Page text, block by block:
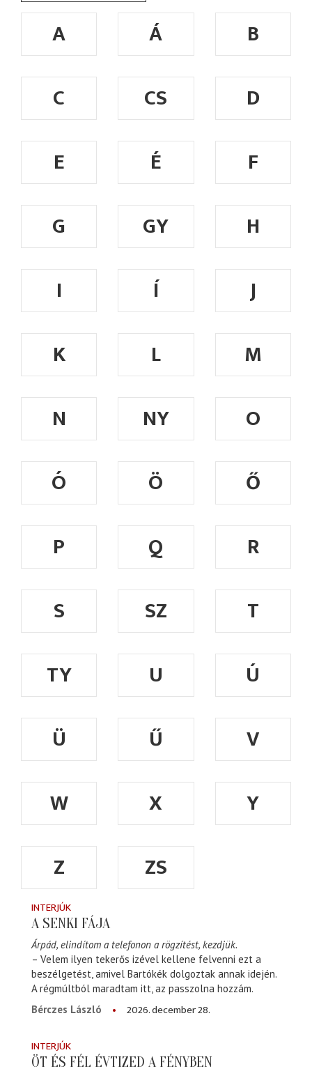
A Á
B
C
CS
D
E
É
F
G
GY
H
I
Í
J
K
L
M
N
NY
O
Ó
Ö
Ő
P
Q
R
S
SZ
T
TY
U
Ú
Ü
Ű
V
W
X
Y
Z
ZS
INTERJÚK
A SENKI FÁJA
Árpád, elindítom a telefonon a rögzítést, kezdjük.
– Velem ilyen tekerős izével kellene felvenni ezt a
beszélgetést, amivel Bartókék dolgoztak annak idején.
A régmúltból maradtam itt, az passzolna hozzám.
Bérczes László
2026. december 28.
INTERJÚK
ÖT ÉS FÉL ÉVTIZED A FÉNYBEN